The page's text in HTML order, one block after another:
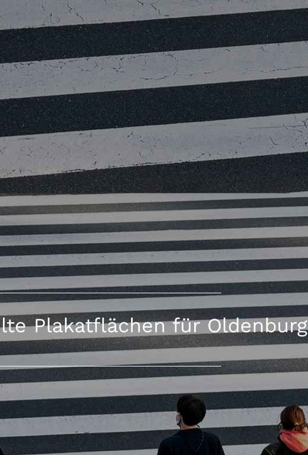
Plakatflächen für Oldenburg